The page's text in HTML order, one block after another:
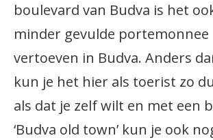
boulevard van Budva is het
minder gevulde
vertoeven in Budva. Anders
kun je het hier als toerist zo
als dat je zelf wilt en met een
‘Budva old town’ kun je ook